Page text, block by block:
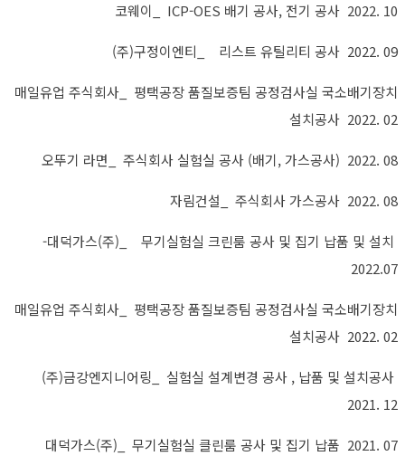
코웨이_ ICP-OES 배기 공사, 전기 공사 2022. 10
(주)구정이엔티_ 리스트 유틸리티 공사 2022. 09
매일유업 주식회사
평택공장 품질보증팀 공정검사실 국소배기장치
설치공사 2022. 02
오뚜기 라면_ 주식회사 실험실 공사 (배기, 가스공사) 2022. 08
자림건설_ 주식회사 가스공사 2022. 08
-대덕가스(주)_ 무기실험실 크린룸 공사 및 집기 납품 및 설치
2022.07
매일유업 주식회사_ 평택공장 품질보증팀 공정검사실 국소배기장치
설치공사 2022. 02
(주)금강엔지니어링_ 실험실 설계변경 공사 , 납품 및 설치공사
2021. 12
대덕가스(주)_ 무기실험실 클린룸 공사 및 집기 납품 2021. 07